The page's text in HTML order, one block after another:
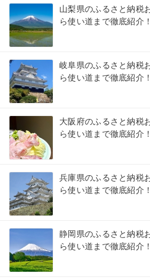
山梨県のふるさと納税
ら使い道まで徹底紹介！
岐阜県のふるさと納税
ら使い道まで徹底紹介！
大阪府のふるさと納税
ら使い道まで徹底紹介！
兵庫県のふるさと納税
ら使い道まで徹底紹介！
静岡県のふるさと納税
ら使い道まで徹底紹介！